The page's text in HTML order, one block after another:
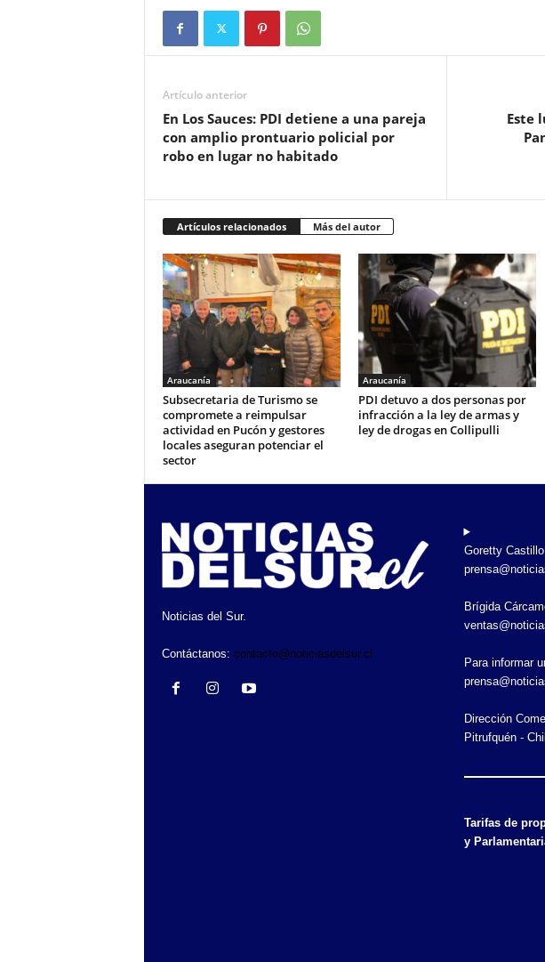
Artículo anterior
En Los Sauces: PDI detiene a una pareja
con amplio prontuario policial por
robo en lugar no habitado
Este
Artículos relacionados Más del autor
Araucanía
Subsecretaria de Turismo se
compromete a reimpulsar
actividad en Pucón y gestores
locales aseguran potenciar el
sector
Araucanía
PDI detuvo a dos personas por
infracción a la ley de armas y
ley de drogas en Collipulli
Noticias del Sur.
Contáctanos: contacto@noticiasdelsur.cl
Goretty
Brígida
Para informar
Dirección
Pitrufquén -
Tarifas de
y